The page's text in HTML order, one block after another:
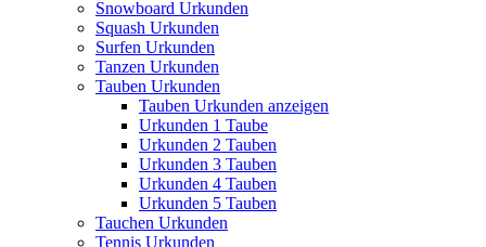
Snowboard Urkunden
Squash Urkunden
Surfen Urkunden
Tanzen Urkunden
Tauben Urkunden
Tauben Urkunden anzeigen
Urkunden 1 Taube
Urkunden 2 Tauben
Urkunden 3 Tauben
Urkunden 4 Tauben
Urkunden 5 Tauben
Tauchen Urkunden
Tennis Urkunden